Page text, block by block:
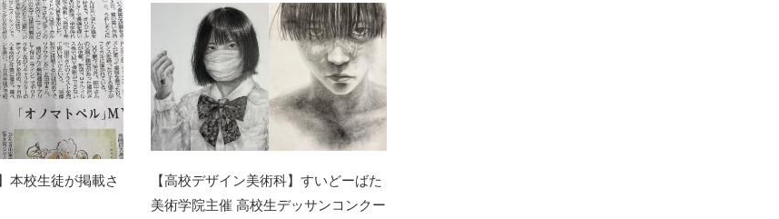
本校生徒が掲載さ
【高校デザイン美術科】すいどーばた
美術学院主催 高校生デッサンコンクー